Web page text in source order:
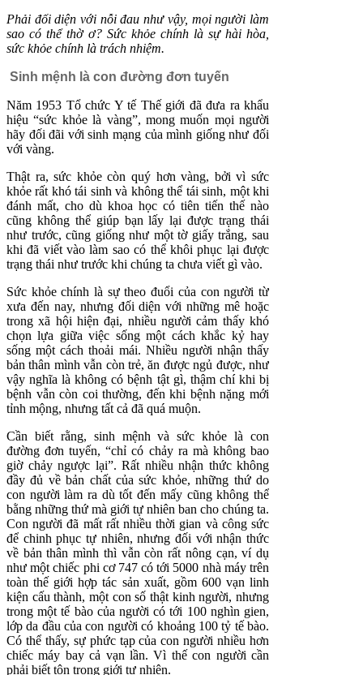
Phải đối diện với nỗi đau như vậy, mọi người làm
sao có thể thờ ơ? Sức khỏe chính là sự hài hòa,
sức khỏe chính là trách nhiệm.
Sinh mệnh là con đường đơn tuyến
Năm 1953 Tổ chức Y tế Thế giới đã đưa ra khẩu
hiệu “sức khỏe là vàng”, mong muốn mọi người
hãy đối đãi với sinh mạng của mình giống như đối
với vàng.
Thật ra, sức khỏe còn quý hơn vàng, bởi vì sức
khỏe rất khó tái sinh và không thể tái sinh, một khi
đánh mất, cho dù khoa học có tiên tiến thế nào
cũng không thể giúp bạn lấy lại được trạng thái
như trước, cũng giống như một tờ giấy trắng, sau
khi đã viết vào làm sao có thể khôi phục lại được
trạng thái như trước khi chúng ta chưa viết gì vào.
Sức khỏe chính là sự theo đuổi của con người từ
xưa đến nay, nhưng đối diện với những mê hoặc
trong xã hội hiện đại, nhiều người cảm thấy khó
chọn lựa giữa việc sống một cách khắc kỷ hay
sống một cách thoải mái. Nhiều người nhận thấy
bản thân mình vẫn còn trẻ, ăn được ngủ được, như
vậy nghĩa là không có bệnh tật gì, thậm chí khi bị
bệnh vẫn còn coi thường, đến khi bệnh nặng mới
tỉnh mộng, nhưng tất cả đã quá muộn.
Cần biết rằng, sinh mệnh và sức khỏe là con
đường đơn tuyến, “chỉ có chảy ra mà không bao
giờ chảy ngược lại”. Rất nhiều nhận thức không
đầy đủ về bản chất của sức khỏe, những thứ do
con người làm ra dù tốt đến mấy cũng không thể
bằng những thứ mà giới tự nhiên ban cho chúng ta.
Con người đã mất rất nhiều thời gian và công sức
để chinh phục tự nhiên, nhưng đối với nhận thức
về bản thân mình thì vẫn còn rất nông cạn, ví dụ
như một chiếc phi cơ 747 có tới 5000 nhà máy trên
toàn thế giới hợp tác sản xuất, gồm 600 vạn linh
kiện cấu thành, một con số thật kinh người, nhưng
trong một tế bào của người có tới 100 nghìn gien,
lớp da đầu của con người có khoảng 100 tỷ tế bào.
Có thể thấy, sự phức tạp của con người nhiều hơn
chiếc máy bay cả vạn lần. Vì thế con người cần
phải biết tôn trọng giới tự nhiên.